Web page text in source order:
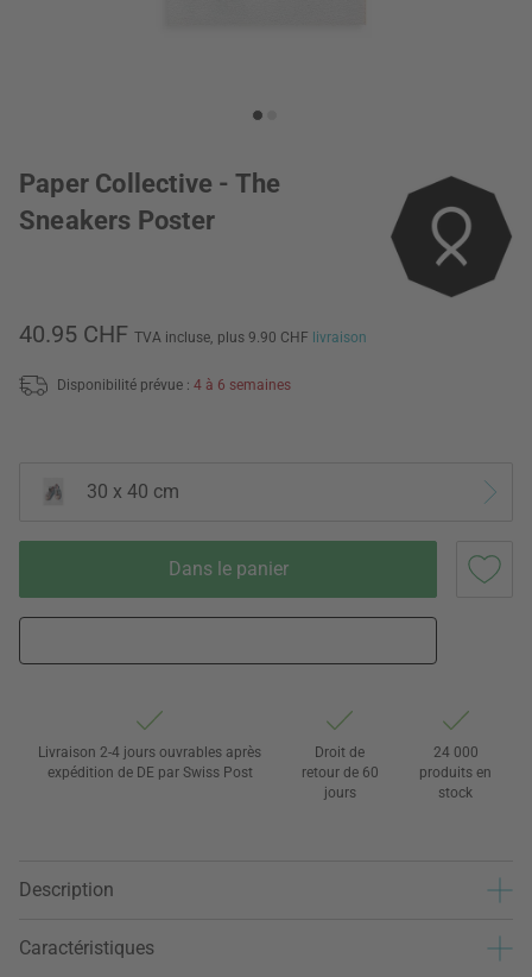
Paper Collective - The
Sneakers Poster
40.95 CHF TVA incluse, plus 9.90 CHF livraison
Disponibilité prévue : 4 à 6 semaines
30 x 40 cm
Dans le panier
Livraison 2-4 jours ouvrables après
expédition de DE par Swiss Post
Droit de
retour de 60
jours
24 000
produits en
stock
Description
Caractéristiques